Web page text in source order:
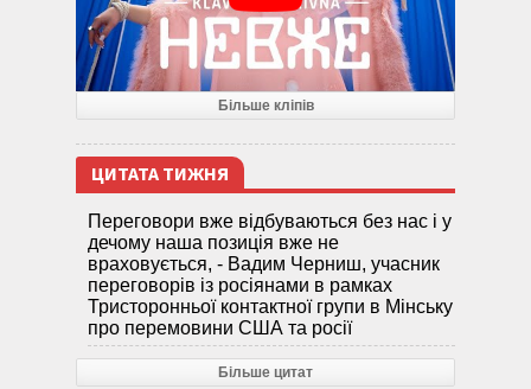
Більше кліпів
ЦИТАТА ТИЖНЯ
Переговори вже відбуваються без нас і у
дечому наша позиція вже не
враховується, - Вадим Черниш, учасник
переговорів із росіянами в рамках
Тристоронньої контактної групи в Мінську
про перемовини США та росії
Більше цитат